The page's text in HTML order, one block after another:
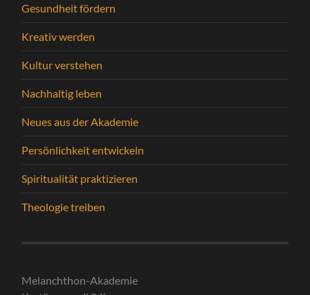
Gesundheit fördern
Kreativ werden
Kultur verstehen
Nachhaltig leben
Neues aus der Akademie
Persönlichkeit entwickeln
Spiritualität praktizieren
Theologie treiben
Melanchthon-Akademie